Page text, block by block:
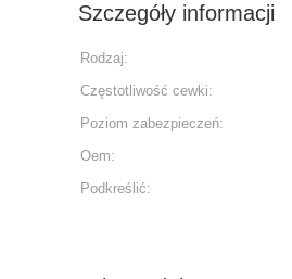
Szczegóły informacji
Rodzaj:
Częstotliwość cewki:
Poziom zabezpieczeń:
Oem:
Podkreślić: